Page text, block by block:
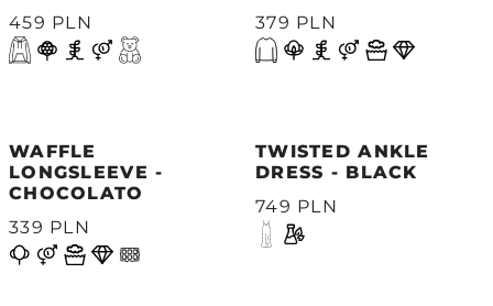
459 PLN
379 PLN
WAFFLE
LONGSLEEVE -
CHOCOLATO
339 PLN
TWISTED ANKLE
DRESS - BLACK
749 PLN